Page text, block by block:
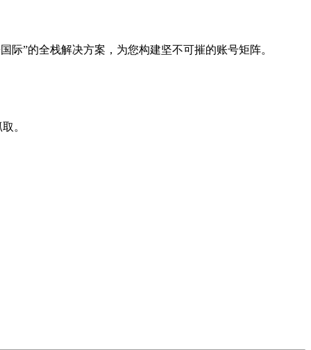
”的全栈解决方案，为您构建坚不可摧的账号矩阵。
。